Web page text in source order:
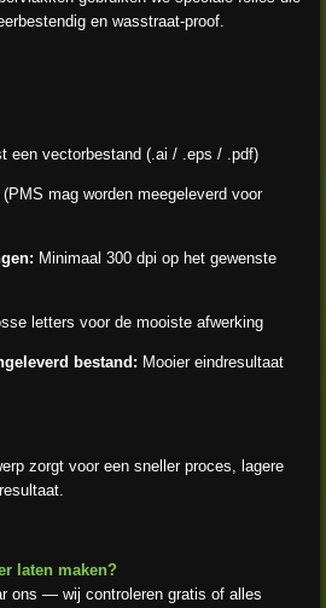
en wasstraat-proof.
een vectorbestand (.ai / .eps / .pdf)
mag worden meegeleverd voor
Minimaal 300 dpi op het gewenste
letters voor de mooiste afwerking
bestand: Mooier eindresultaat
zorgt voor een sneller proces, lagere
laten maken?
ons — wij controleren gratis of alles